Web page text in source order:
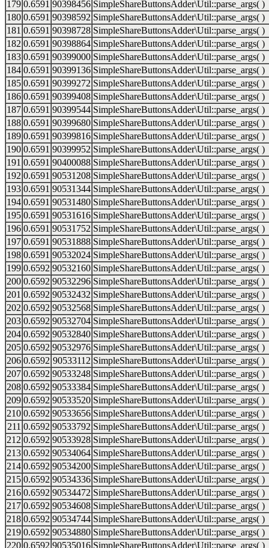
179 0.6591 90398456 SimpleShareButtonsAdder\Util::parse_args( )
180 0.6591 90398592 SimpleShareButtonsAdder\Util::parse_args( )
181 0.6591 90398728 SimpleShareButtonsAdder\Util::parse_args( )
182 0.6591 90398864 SimpleShareButtonsAdder\Util::parse_args( )
183 0.6591 90399000 SimpleShareButtonsAdder\Util::parse_args( )
184 0.6591 90399136 SimpleShareButtonsAdder\Util::parse_args( )
185 0.6591 90399272 SimpleShareButtonsAdder\Util::parse_args( )
186 0.6591 90399408 SimpleShareButtonsAdder\Util::parse_args( )
187 0.6591 90399544 SimpleShareButtonsAdder\Util::parse_args( )
188 0.6591 90399680 SimpleShareButtonsAdder\Util::parse_args( )
189 0.6591 90399816 SimpleShareButtonsAdder\Util::parse_args( )
190 0.6591 90399952 SimpleShareButtonsAdder\Util::parse_args( )
191 0.6591 90400088 SimpleShareButtonsAdder\Util::parse_args( )
192 0.6591 90531208 SimpleShareButtonsAdder\Util::parse_args( )
193 0.6591 90531344 SimpleShareButtonsAdder\Util::parse_args( )
194 0.6591 90531480 SimpleShareButtonsAdder\Util::parse_args( )
195 0.6591 90531616 SimpleShareButtonsAdder\Util::parse_args( )
196 0.6591 90531752 SimpleShareButtonsAdder\Util::parse_args( )
197 0.6591 90531888 SimpleShareButtonsAdder\Util::parse_args( )
198 0.6591 90532024 SimpleShareButtonsAdder\Util::parse_args( )
199 0.6592 90532160 SimpleShareButtonsAdder\Util::parse_args( )
200 0.6592 90532296 SimpleShareButtonsAdder\Util::parse_args( )
201 0.6592 90532432 SimpleShareButtonsAdder\Util::parse_args( )
202 0.6592 90532568 SimpleShareButtonsAdder\Util::parse_args( )
203 0.6592 90532704 SimpleShareButtonsAdder\Util::parse_args( )
204 0.6592 90532840 SimpleShareButtonsAdder\Util::parse_args( )
205 0.6592 90532976 SimpleShareButtonsAdder\Util::parse_args( )
206 0.6592 90533112 SimpleShareButtonsAdder\Util::parse_args( )
207 0.6592 90533248 SimpleShareButtonsAdder\Util::parse_args( )
208 0.6592 90533384 SimpleShareButtonsAdder\Util::parse_args( )
209 0.6592 90533520 SimpleShareButtonsAdder\Util::parse_args( )
210 0.6592 90533656 SimpleShareButtonsAdder\Util::parse_args( )
211 0.6592 90533792 SimpleShareButtonsAdder\Util::parse_args( )
212 0.6592 90533928 SimpleShareButtonsAdder\Util::parse_args( )
213 0.6592 90534064 SimpleShareButtonsAdder\Util::parse_args( )
214 0.6592 90534200 SimpleShareButtonsAdder\Util::parse_args( )
215 0.6592 90534336 SimpleShareButtonsAdder\Util::parse_args( )
216 0.6592 90534472 SimpleShareButtonsAdder\Util::parse_args( )
217 0.6592 90534608 SimpleShareButtonsAdder\Util::parse_args( )
218 0.6592 90534744 SimpleShareButtonsAdder\Util::parse_args( )
219 0.6592 90534880 SimpleShareButtonsAdder\Util::parse_args( )
220 0.6592 90535016 SimpleShareButtonsAdder\Util::parse_args( )